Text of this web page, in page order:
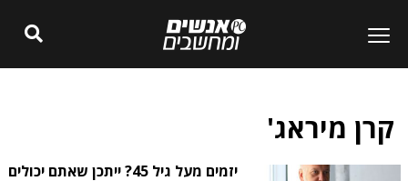
קרן מיראג'
יזמים מעל גיל 45? ייתכן שאתם יכולים